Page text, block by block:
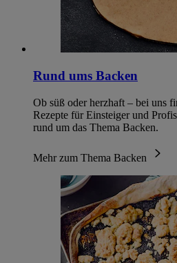
Rund ums Backen
Ob süß oder herzhaft – bei uns
Rezepte für Einsteiger und
rund um das Thema Backen.
Mehr zum Thema Backen